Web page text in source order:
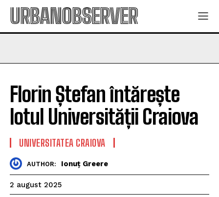
URBANOBSERVER
Florin Ștefan întărește
lotul Universității Craiova
UNIVERSITATEA CRAIOVA
AUTHOR: Ionuț Greere
2 august 2025